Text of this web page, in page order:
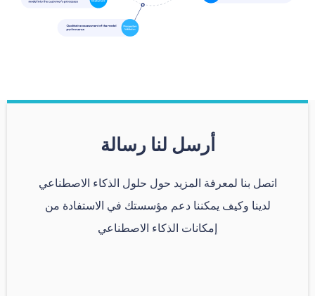
أرسل لنا رسالة
اتصل بنا لمعرفة المزيد حول حلول الذكاء الاصطناعي
لدينا وكيف يمكننا دعم مؤسستك في الاستفادة من
إمكانات الذكاء الاصطناعي